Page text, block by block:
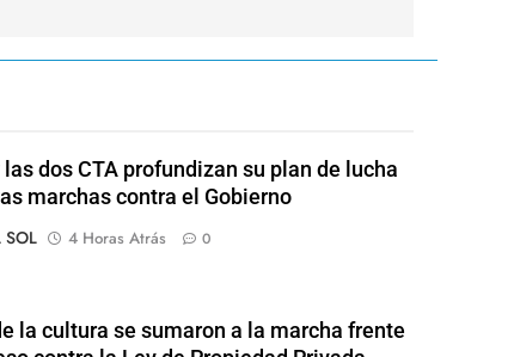
las dos CTA profundizan su plan de lucha
marchas contra el Gobierno
SOL
4 Horas Atrás 0
la cultura se sumaron a la marcha frente